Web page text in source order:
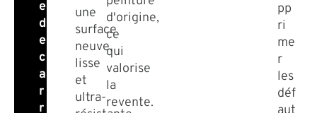
e
d
e
c
a
r
r
une
surface
neuve,
lisse
et
ultra-
d'origine,
ce
qui
valorise
la
revente.
pp
ri
me
r
les
déf